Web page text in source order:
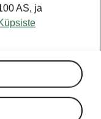
AS, ja